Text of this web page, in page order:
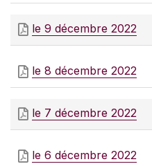
le 9 décembre 2022
le 8 décembre 2022
le 7 décembre 2022
le 6 décembre 2022